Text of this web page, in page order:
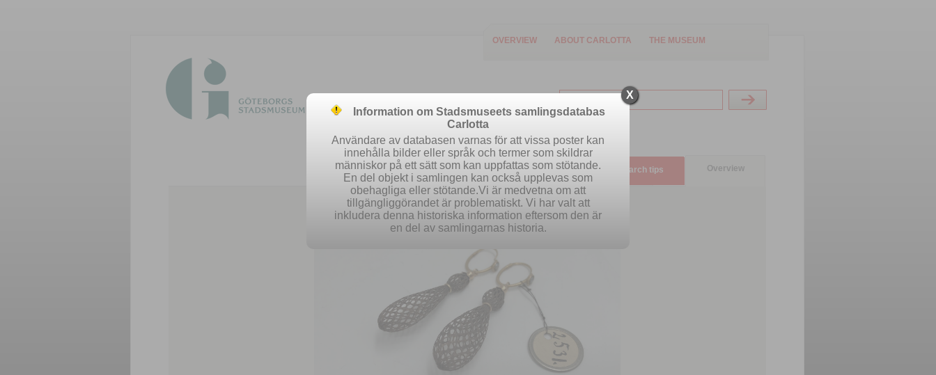
OVERVIEW ABOUT CARLOTTA THE MUSEUM
Easy search Advanced search Search tips Overview
X
Information om Stadsmuseets samlingsdatabas
Carlotta
Användare av databasen varnas för att vissa poster kan
innehålla bilder eller språk och termer som skildrar
människor på ett sätt som kan uppfattas som stötande.
En del objekt i samlingen kan också upplevas som
obehagliga eller stötande.Vi är medvetna om att
tillgängliggörandet är problematiskt. Vi har valt att
inkludera denna historiska information eftersom den är
en del av samlingarnas historia.